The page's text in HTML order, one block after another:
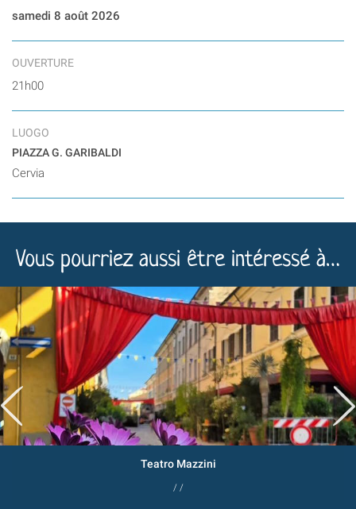
samedi 8 août 2026
OUVERTURE
21h00
LUOGO
PIAZZA G. GARIBALDI
Cervia
Vous pourriez aussi être intéressé à…
Teatro Mazzini
/ /